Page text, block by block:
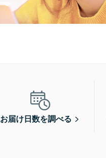
お届け日数を調べる